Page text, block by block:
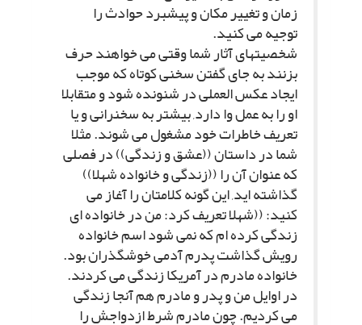
زمان و تغییر مکان و پیشبرد حوادث را
توجیه مى کنید.
شخصیتهاى آثار شما وقتى مى خواهند حرف
بزنند به جاى گفتن سخنى کوتاه که موجب
ایجاد عکس العملى در شنونده شود و متقابلا
او را به عمل وا دارد, بیشتر به سخنرانى و یا
تعریف خاطرات خود مشغول مى شوند. مثلا
شما در داستان ((عشق و زندگى)) در فصلى
که عنوان آن را ((زندگى و خانواده شهلا))
گذاشته اید, این گونه کلامتان را آغاز مى
کنید: ((شهلا تعریف کرد: من در خانواده اى
زندگى کرده ام که نمى شود اسم خانواده
رویش گذاشت پدرم آدمى خوشگذران بود.
خانواده مادرم در آمریکا زندگى مى کردند.
در اوایل من و پدر و مادرم هم آنجا زندگى
مى کردیم. چون مادرم شرط ازدواجش را